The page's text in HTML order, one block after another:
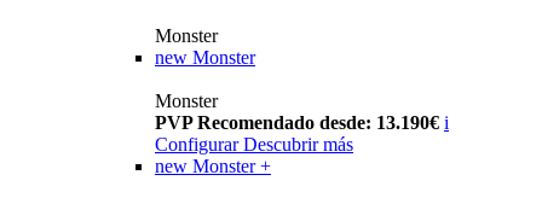
Monster
new Monster
Monster
PVP Recomendado desde: 13.190€ i
Configurar Descubrir más
new Monster +